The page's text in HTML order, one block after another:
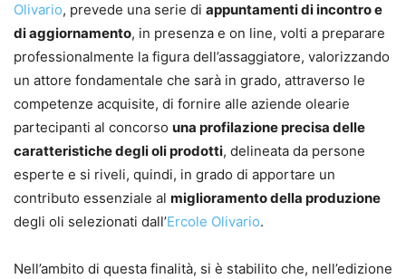
Olivario, prevede una serie di appuntamenti di incontro e
di aggiornamento, in presenza e on line, volti a preparare
professionalmente la figura dell’assaggiatore, valorizzando
un attore fondamentale che sarà in grado, attraverso le
competenze acquisite, di fornire alle aziende olearie
partecipanti al concorso una profilazione precisa delle
caratteristiche degli oli prodotti, delineata da persone
esperte e si riveli, quindi, in grado di apportare un
contributo essenziale al miglioramento della produzione
degli oli selezionati dall’Ercole Olivario.
Nell’ambito di questa finalità, si è stabilito che, nell’edizione